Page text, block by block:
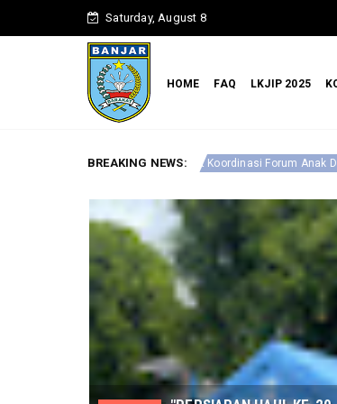
Saturday, August 8
HOME FAQ LKJIP 2025
BREAKING NEWS:
Rapat Koordinasi Forum Anak Daerah Optimalkan